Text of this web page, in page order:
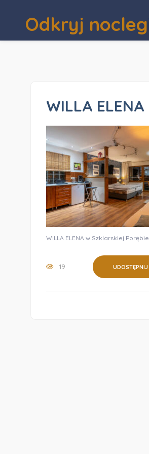
Odkryj
WILLA
WILLA ELENA w Szklarskiej
19 UDOSTĘPNIJ